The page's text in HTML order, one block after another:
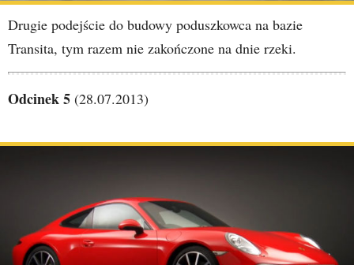
Drugie podejście do budowy poduszkowca na bazie
Transita, tym razem nie zakończone na dnie rzeki.
Odcinek 5 (28.07.2013)